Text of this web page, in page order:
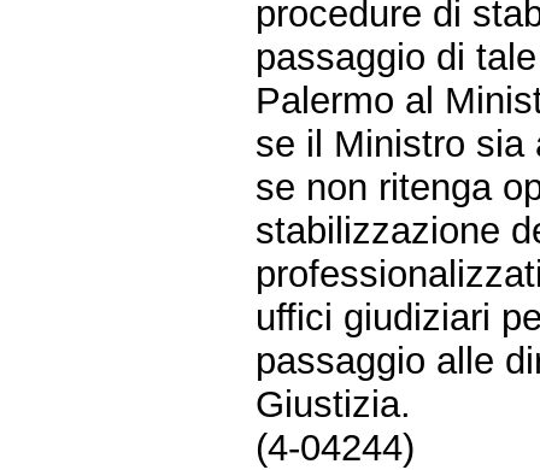
procedure di
passaggio di
Palermo al
se il Ministro sia
se non ritenga
stabilizzazione
uffici giudiziari
passaggio alle
Giustizia.
(4-04244)